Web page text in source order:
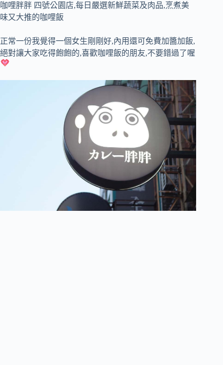
咖哩胖胖 四號公園店,每日嚴選新鮮蔬菜及肉品,烹煮美
味又大推的咖哩飯
正常一份我覺得一個女生剛剛好,內用還可免費加醬加飯,
絕對讓大家吃得飽飽的,喜歡咖哩飯的朋友,不要錯過了喔